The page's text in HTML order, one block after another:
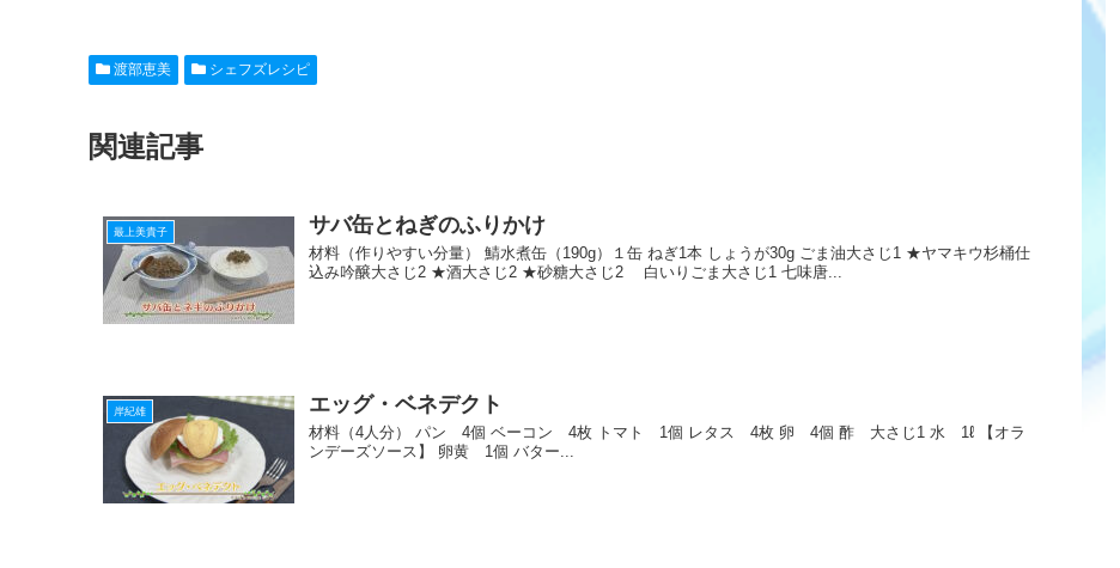
c
e
b
o
k
e
n
ck
et
渡部恵美 シェフズレシピ
関連記事
最上美貴子 サバ缶とねぎのふりかけ
材料（作りやすい分量） 鯖水煮缶（190g）１缶 ねぎ1本 しょうが30g ごま油大さじ1 ★ヤマキウ杉桶仕
込み吟醸大さじ2 ★酒大さじ2 ★砂糖大さじ2 白いりごま大さじ1 七味唐...
岸紀雄 エッグ・ベネデクト
材料（4人分） パン 4個 ベーコン 4枚 トマト 1個 レタス 4枚 卵 4個 酢 大さじ1 水 1ℓ 【オラ
ンデーズソース】 卵黄 1個 バター...